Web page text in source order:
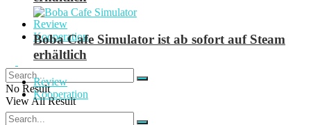
Review
Kooperation
No Result
View All Result
Boba Cafe Simulator ist ab sofort auf Steam
erhältlich
Review
Kooperation